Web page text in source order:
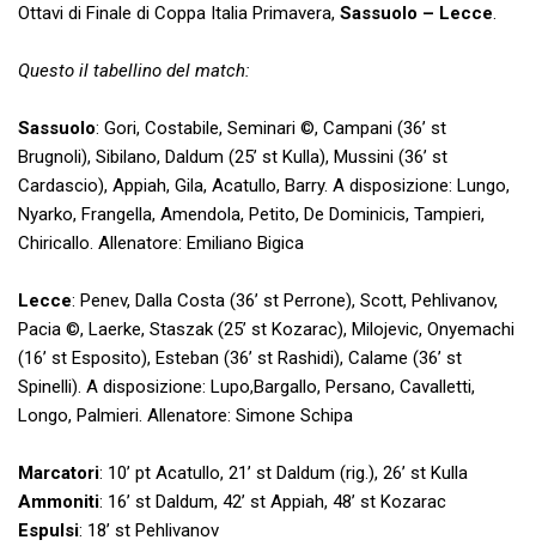
Ottavi di Finale di Coppa Italia Primavera, Sassuolo – Lecce
Questo il tabellino del match:
Sassuolo: Gori, Costabile, Seminari ©, Campani (36’ st
Brugnoli), Sibilano, Daldum (25’ st Kulla), Mussini (36’ st
Cardascio), Appiah, Gila, Acatullo, Barry. A disposizione: Lungo,
Nyarko, Frangella, Amendola, Petito, De Dominicis, Tampieri,
Chiricallo. Allenatore: Emiliano Bigica
Lecce: Penev, Dalla Costa (36’ st Perrone), Scott, Pehlivanov,
Pacia ©, Laerke, Staszak (25’ st Kozarac), Milojevic, Onyemachi
(16’ st Esposito), Esteban (36’ st Rashidi), Calame (36’ st
Spinelli). A disposizione: Lupo,Bargallo, Persano, Cavalletti,
Longo, Palmieri. Allenatore: Simone Schipa
Marcatori: 10’ pt Acatullo, 21’ st Daldum (rig.), 26’ st Kulla
Ammoniti: 16’ st Daldum, 42’ st Appiah, 48’ st Kozarac
Espulsi: 18’ st Pehlivanov